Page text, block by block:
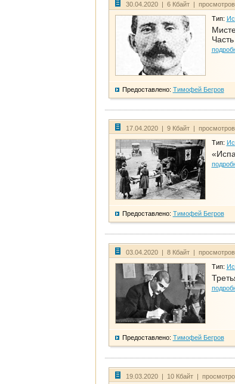
30.04.2020 | 6 Кбайт |
Тип:
Предоставлено: Тимофей Бегров
17.04.2020 | 9 Кбайт |
Тип:
Предоставлено: Тимофей Бегров
03.04.2020 | 8 Кбайт |
Тип:
Предоставлено: Тимофей Бегров
19.03.2020 | 10 Кбайт |